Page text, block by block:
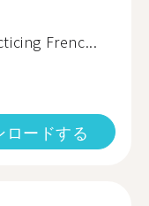
Frenc...
ロードする